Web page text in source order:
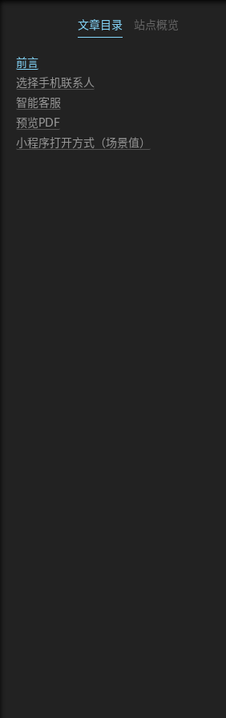
文章目录 站点概览
前言
选择手机联系人
智能客服
预览PDF
小程序打开方式（场景值）